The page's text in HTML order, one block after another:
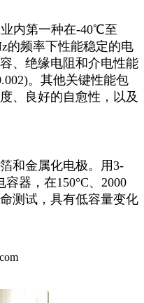
内第一种在-40℃至
的频率下性能稳定的电
、绝缘电阻和介电性能
。其他关键性能包
、良好的自愈性，以及
和金属化电极。用3-
器，在150°C、2000
测试，具有低容量变化